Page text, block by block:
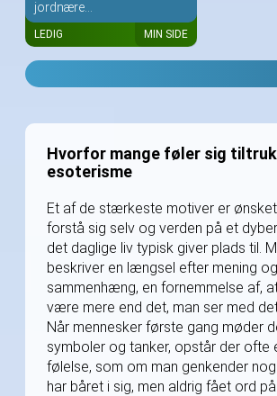
jordnære...
LEDIG MIN SIDE
Hvorfor mange føler sig
esoterisme
Et af de stærkeste motiver er
forstå sig selv og verden på et
det daglige liv typisk giver plads til.
beskriver en længsel efter mening og
sammenhæng, en fornemmelse af,
være mere end det, man ser med
Når mennesker første gang møder
symboler og tanker, opstår der ofte
følelse, som om man genkender
har båret i sig, men aldrig fået ord